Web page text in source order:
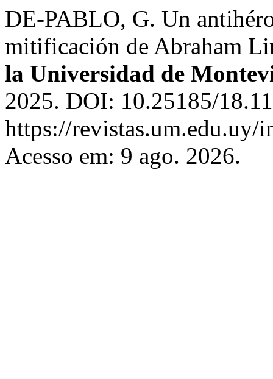
DE-PABLO, G. Un
mitificación de Abraham
la Universidad de
2025. DOI: 10.25185/
https://revistas.um.edu.uy/
Acesso em: 9 ago. 2026.